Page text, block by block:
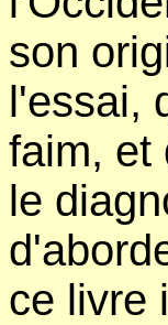
son
l'essai,
faim, et
le
ce livre